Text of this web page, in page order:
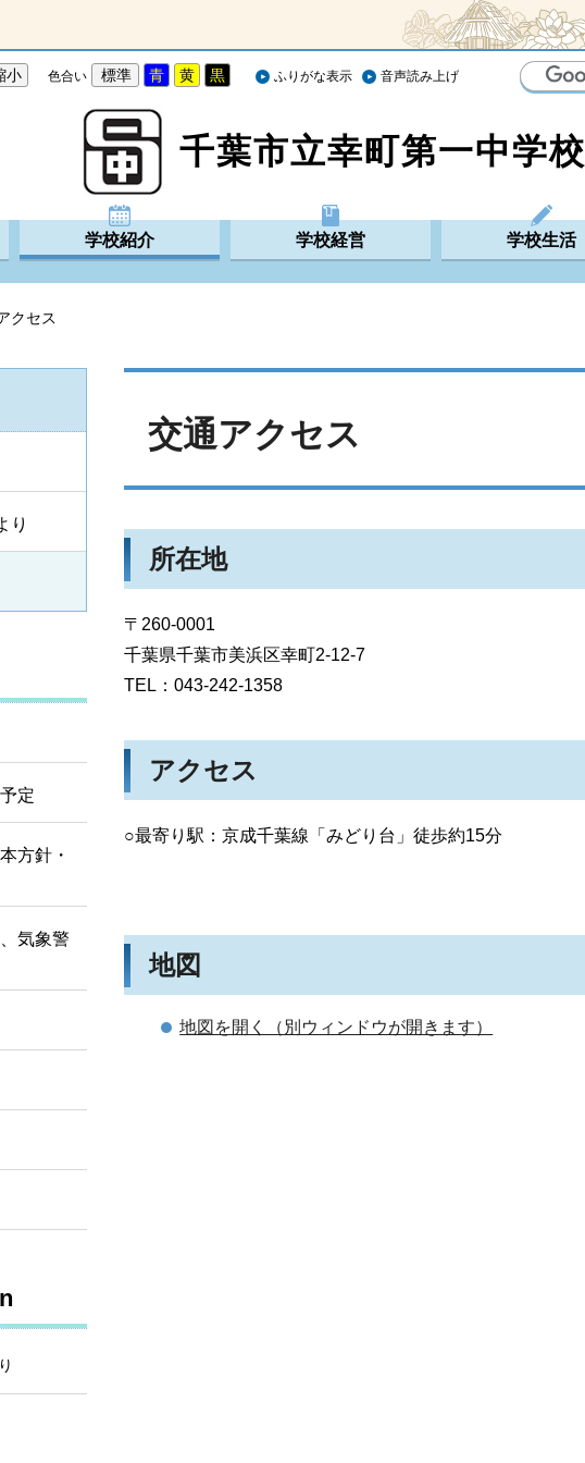
小 色合い 標準 青 黄 黒 ふりがな表示 音声読み上げ
千葉市立幸町第一中学校
学校紹介 学校経営 学校生活
クセス
り
定
方針・
気象警
交通アクセス
所在地
〒260-0001
千葉県千葉市美浜区幸町2-12-7
TEL：043-242-1358
アクセス
○最寄り駅：京成千葉線「みどり台」徒歩約15分
地図
地図を開く（別ウィンドウが開きます）